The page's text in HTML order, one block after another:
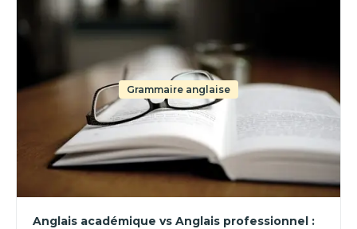
Grammaire anglaise
Anglais académique vs Anglais professionnel :